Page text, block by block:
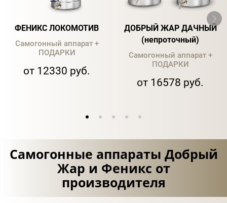
ФЕНИКС ЛОКОМОТИВ
Самогонный аппарат +
ПОДАРКИ
от 12330 руб.
ДОБРЫЙ ЖАР ДАЧНЫЙ
(непроточный)
Самогонный аппарат +
ПОДАРКИ
от 16578 руб.
Самогонные аппараты Добрый
Жар и Феникс от
производителя